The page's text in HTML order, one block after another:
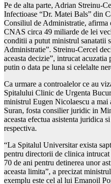
Pe de alta parte, Adrian Streinu-
Infectioase “Dr. Matei Bals” din
Consiliul de Administratie, afirma
CNAS circa 49 miliarde de lei
conditii a putut ministrul sanatatii
Administratie”. Streinu-Cercel
aceasta decizie”, intrucat
putin o data pe luna si celelalte
Ca urmare a controalelor ce au
Spitalului Clinic de Urgenta
ministrul Eugen Nicolaescu a mai
Suran, fosta consilier juridic in
aceasta efectua asistenta juridica
respectiva.
“La Spitalul Universitar exista
pentru directorii de clinica
70 de ani pentru detinerea unor
aceasta limita”, a precizat
exemplu este cel al lui Emanoil